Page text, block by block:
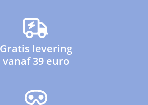
Gratis levering
vanaf 39 euro